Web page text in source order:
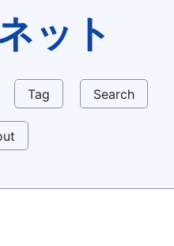
ット
Tag Search